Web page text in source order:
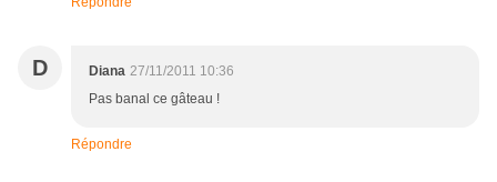
D Diana 27/11/2011 10:36
Pas banal ce gâteau !
Répondre